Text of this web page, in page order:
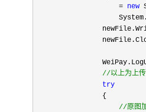
= new
//以上为上
try
                {
//原图